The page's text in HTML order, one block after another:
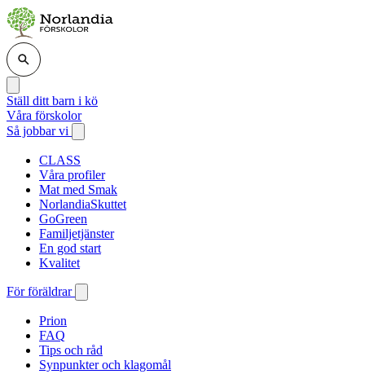
Ställ ditt barn i kö
Våra förskolor
Så jobbar vi
CLASS
Våra profiler
Mat med Smak
NorlandiaSkuttet
GoGreen
Familjetjänster
En god start
Kvalitet
För föräldrar
Prion
FAQ
Tips och råd
Synpunkter och klagomål